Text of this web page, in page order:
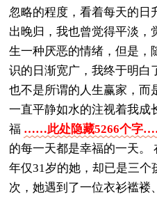
忽略的程度，看着每天的日
出晚归，我也曾觉得平淡，
生一种厌恶的情绪，但是，
识的日渐宽广，我终于明白
也不是所谓的人生赢家，而
一直平静如水的注视着我成
福 ……此处隐藏5266个字
的每一天都是幸福的一天。
年仅31岁的她，却已是三个
次，她遇到了一位衣衫褴褛